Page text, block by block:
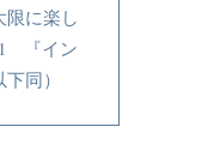
限に楽し
『イン
同）